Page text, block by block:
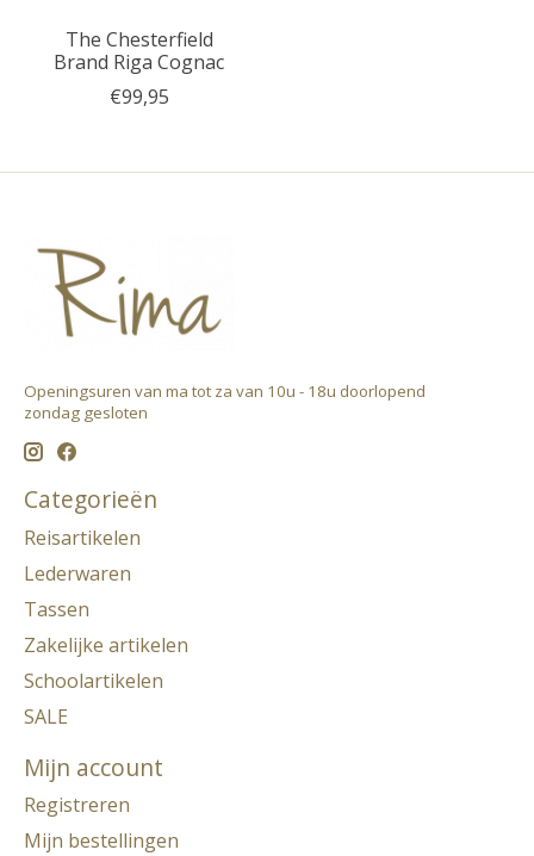
The Chesterfield
Brand Riga Cognac
€99,95
Openingsuren van ma tot za van 10u - 18u doorlopend ​
zondag gesloten
Categorieën
Reisartikelen
Lederwaren
Tassen
Zakelijke artikelen
Schoolartikelen
SALE
Mijn account
Registreren
Mijn bestellingen